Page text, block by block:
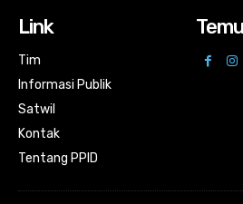
Link
Tim
Informasi Publik
Satwil
Kontak
Tentang PPID